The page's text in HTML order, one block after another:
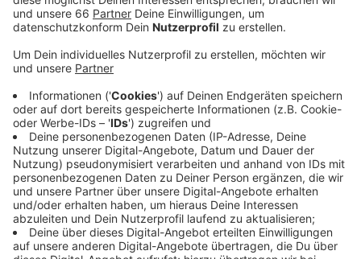
oder auch "Sozial"-Wohnungen in Düsseldorf.
Veröffentlicht:Mittwoch, 22.07.2020 17:41
Anzeige
Mitgrund ist das "Handlungskonzept Wohnen", das vor
mittlerweile sieben Jahren beschlossen - und in der
Regierungszeit der Ampel im Rathaus (SPD, FDP und
GRÜNE) noch strenger wurde. Bei Neubau-Projekten
muss immer auch ein Anteil öffentlich geförderter
Wohnungen mitgebaut werden - in der Regel 20